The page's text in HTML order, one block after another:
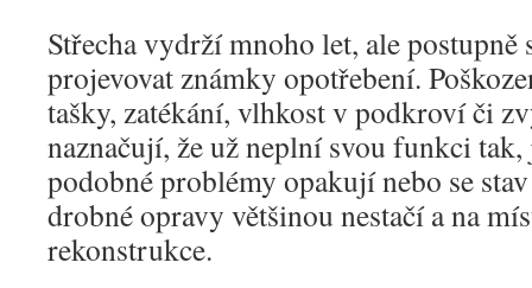
Střecha vydrží mnoho let, ale postupně
projevovat známky opotřebení.
tašky, zatékání, vlhkost v podkroví či
naznačují, že už neplní svou funkci tak,
podobné problémy opakují nebo se
drobné opravy většinou nestačí a na
rekonstrukce.